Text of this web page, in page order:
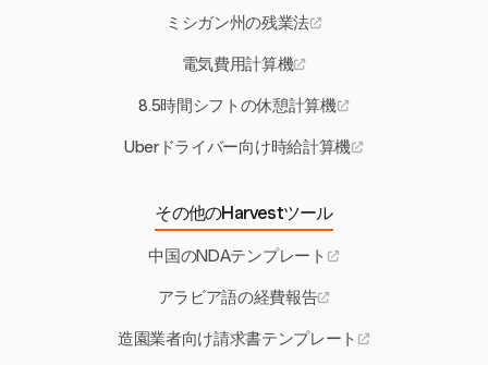
ミシガン州の残業法
電気費用計算機
8.5時間シフトの休憩計算機
Uberドライバー向け時給計算機
その他のHarvestツール
中国のNDAテンプレート
アラビア語の経費報告
造園業者向け請求書テンプレート